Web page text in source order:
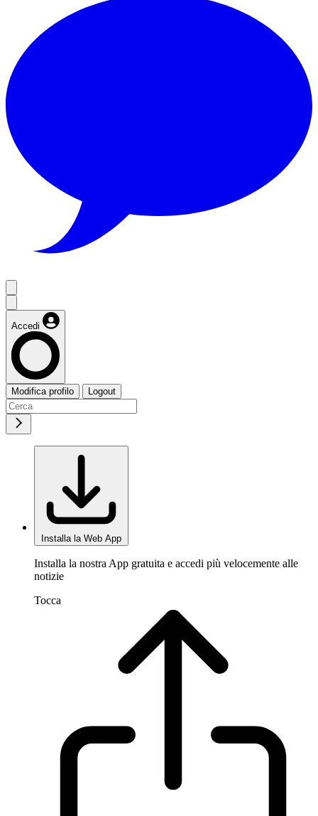
Accedi
Modifica profilo Logout
Installa la Web App
Installa la nostra App gratuita e accedi più velocemente alle
notizie
Tocca